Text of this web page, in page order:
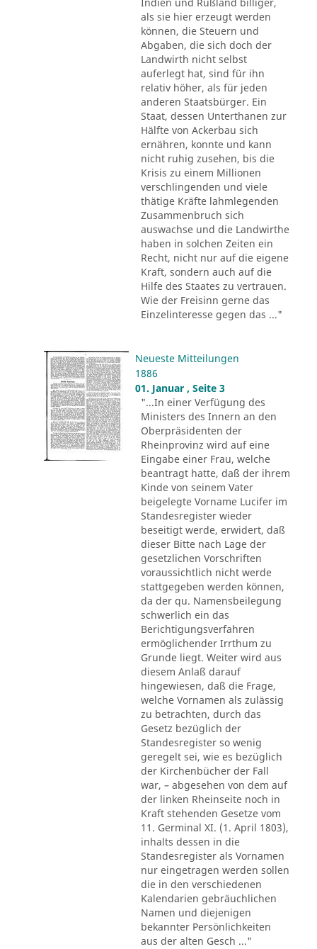
als sie hier erzeugt werden
können, die Steuern und
Abgaben, die sich doch der
Landwirth nicht selbst
auferlegt hat, sind für ihn
relativ höher, als für jeden
anderen Staatsbürger. Ein
Staat, dessen Unterthanen zur
Hälfte von Ackerbau sich
ernähren, konnte und kann
nicht ruhig zusehen, bis die
Krisis zu einem Millionen
verschlingenden und viele
thätige Kräfte lahmlegenden
Zusammenbruch sich
auswachse und die Landwirthe
haben in solchen Zeiten ein
Recht, nicht nur auf die eigene
Kraft, sondern auch auf die
Hilfe des Staates zu vertrauen.
Wie der Freisinn gerne das
Einzelinteresse gegen das ..."
Neueste Mitteilungen
1886
01. Januar , Seite 3
"...In einer Verfügung des
Ministers des Innern an den
Oberpräsidenten der
Rheinprovinz wird auf eine
Eingabe einer Frau, welche
beantragt hatte, daß der ihrem
Kinde von seinem Vater
beigelegte Vorname Lucifer im
Standesregister wieder
beseitigt werde, erwidert, daß
dieser Bitte nach Lage der
gesetzlichen Vorschriften
voraussichtlich nicht werde
stattgegeben werden können,
da der qu. Namensbeilegung
schwerlich ein das
Berichtigungsverfahren
ermöglichender Irrthum zu
Grunde liegt. Weiter wird aus
diesem Anlaß darauf
hingewiesen, daß die Frage,
welche Vornamen als zulässig
zu betrachten, durch das
Gesetz bezüglich der
Standesregister so wenig
geregelt sei, wie es bezüglich
der Kirchenbücher der Fall
war, – abgesehen von dem auf
der linken Rheinseite noch in
Kraft stehenden Gesetze vom
11. Germinal XI. (1. April 1803),
inhalts dessen in die
Standesregister als Vornamen
nur eingetragen werden sollen
die in den verschiedenen
Kalendarien gebräuchlichen
Namen und diejenigen
bekannter Persönlichkeiten
aus der alten Gesch ..."